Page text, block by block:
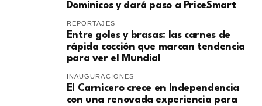
Dominicos y dará paso a PriceSmart
REPORTAJES
Entre goles y brasas: las carnes de
rápida cocción que marcan tendencia
para ver el Mundial
INAUGURACIONES
El Carnicero crece en Independencia
con una renovada experiencia para